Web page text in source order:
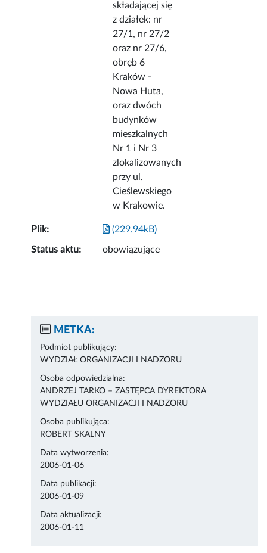
składającej się
z działek: nr
27/1, nr 27/2
oraz nr 27/6,
obręb 6
Kraków -
Nowa Huta,
oraz dwóch
budynków
mieszkalnych
Nr 1 i Nr 3
zlokalizowanych
przy ul.
Cieślewskiego
w Krakowie.
Plik: (229.94kB)
Status aktu: obowiązujące
METKA:
Podmiot publikujący:
WYDZIAŁ ORGANIZACJI I NADZORU
Osoba odpowiedzialna:
ANDRZEJ TARKO – ZASTĘPCA DYREKTORA
WYDZIAŁU ORGANIZACJI I NADZORU
Osoba publikująca:
ROBERT SKALNY
Data wytworzenia:
2006-01-06
Data publikacji:
2006-01-09
Data aktualizacji:
2006-01-11